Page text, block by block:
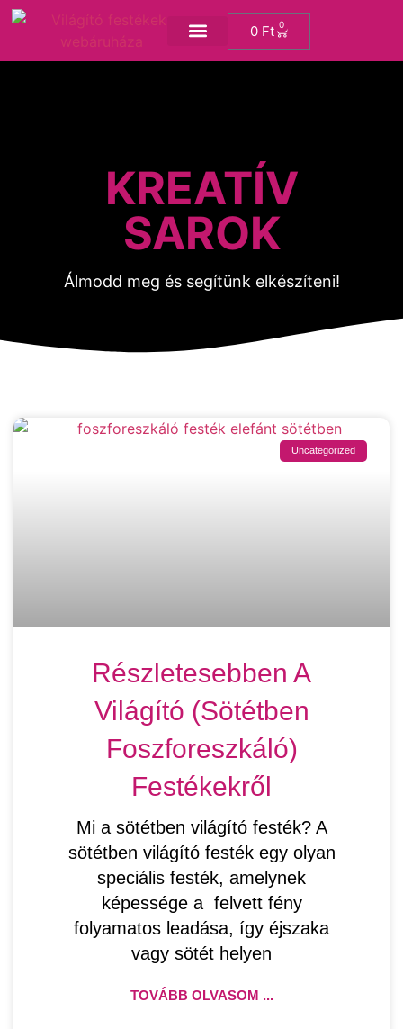
0 Ft 0
KREATÍV
SAROK
Álmodd meg és segítünk elkészíteni!
Uncategorized
Részletesebben A
Világító (sötétben
Foszforeszkáló)
Festékekről
Mi a sötétben világító festék? A
sötétben világító festék egy olyan
speciális festék, amelynek
képessége a felvett fény
folyamatos leadása, így éjszaka
vagy sötét helyen
TOVÁBB OLVASOM ...